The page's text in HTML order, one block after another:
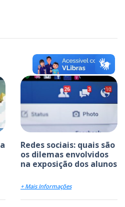
Redes sociais: quais são
os dilemas envolvidos
na exposição dos alunos
+ Mais Informações